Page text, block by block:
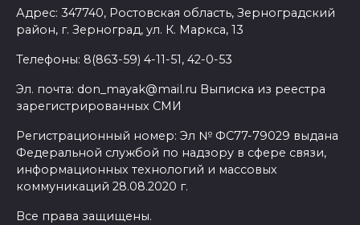
Адрес: 347740, Ростовская область, Зерноградский
район, г. Зерноград, ул. К. Маркса, 13
Телефоны: 8(863-59) 4-11-51, 42-0-53
Эл. почта: don_mayak@mail.ru Выписка из реестра
зарегистрированных СМИ
Регистрационный номер: Эл № ФС77-79029 выдана
Федеральной службой по надзору в сфере связи,
информационных технологий и массовых
коммуникаций 28.08.2020 г.
Все права защищены.